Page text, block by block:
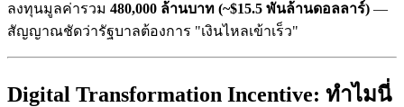
ลงทุนมูลค่ารวม 480,000 ล้านบาท (~$15.5 พันล้านดอลลาร์) —
สัญญาณชัดว่ารัฐบาลต้องการ "เงินไหลเข้าเร็ว"
Digital Transformation Incentive: ทำไมนี่